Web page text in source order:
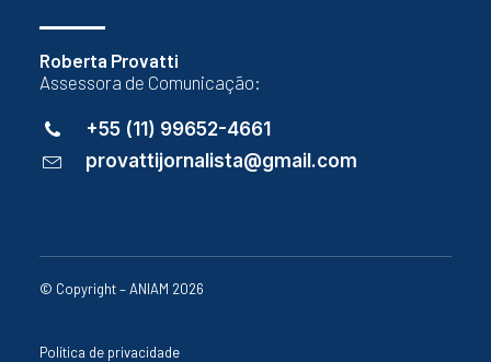
Roberta Provatti
Assessora de Comunicação:
+55 (11) 99652-4661
provattijornalista@gmail.com
© Copyright – ANIAM 2026
Política de privacidade